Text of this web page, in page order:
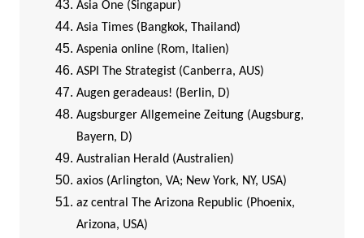
Asia One (Singapur)
Asia Times (Bangkok, Thailand)
Aspenia online (Rom, Italien)
ASPI The Strategist (Canberra, AUS)
Augen geradeaus! (Berlin, D)
Augsburger Allgemeine Zeitung (Augsburg,
Bayern, D)
Australian Herald (Australien)
axios (Arlington, VA; New York, NY, USA)
az central The Arizona Republic (Phoenix,
Arizona, USA)